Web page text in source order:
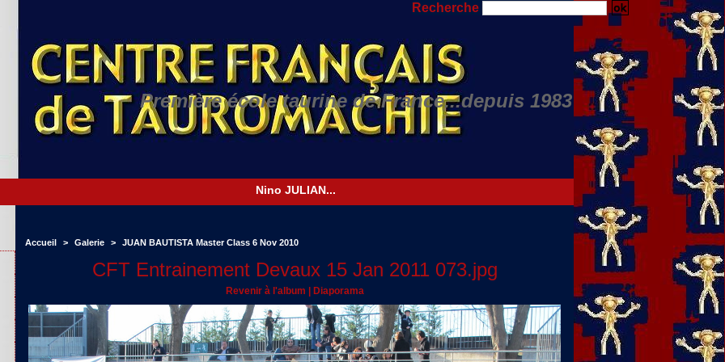
Recherche
Première école taurine de France...depuis 1983
Accueil > Galerie > JUAN BAUTISTA Master Class 6 Nov 2010
CFT Entrainement Devaux 15 Jan 2011 073.jpg
Revenir à l'album Diaporama